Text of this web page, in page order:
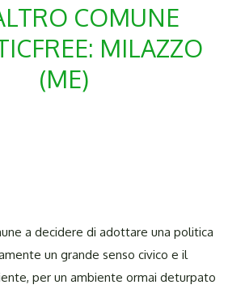
COMUNE
MILAZZO
(ME)
a decidere di adottare una politica
un grande senso civico e il
per un ambiente ormai deturpato